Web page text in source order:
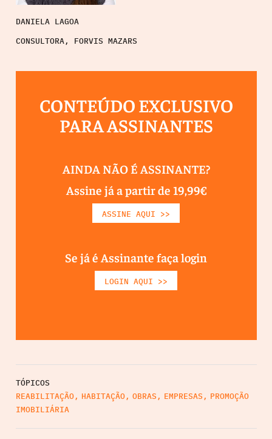
DANIELA LAGOA
CONSULTORA, FORVIS MAZARS
CONTEÚDO EXCLUSIVO
PARA ASSINANTES
AINDA NÃO É ASSINANTE?
Assine já a partir de 19,99€
ASSINE AQUI >>
Se já é Assinante faça login
LOGIN AQUI >>
TÓPICOS
REABILITAÇÃO, HABITAÇÃO, OBRAS , EMPRESAS , PROMOÇÃO
IMOBILIÁRIA